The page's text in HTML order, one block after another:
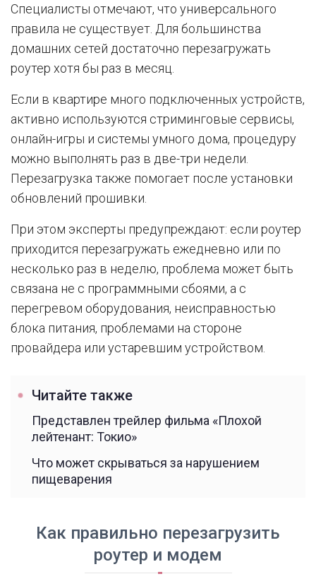
Специалисты отмечают, что универсального
правила не существует. Для большинства
домашних сетей достаточно перезагружать
роутер хотя бы раз в месяц.
Если в квартире много подключенных устройств,
активно используются стриминговые сервисы,
онлайн-игры и системы умного дома, процедуру
можно выполнять раз в две-три недели.
Перезагрузка также помогает после установки
обновлений прошивки.
При этом эксперты предупреждают: если роутер
приходится перезагружать ежедневно или по
несколько раз в неделю, проблема может быть
связана не с программными сбоями, а с
перегревом оборудования, неисправностью
блока питания, проблемами на стороне
провайдера или устаревшим устройством.
Читайте также
Представлен трейлер фильма «Плохой
лейтенант: Токио»
Что может скрываться за нарушением
пищеварения
Как правильно перезагрузить
роутер и модем